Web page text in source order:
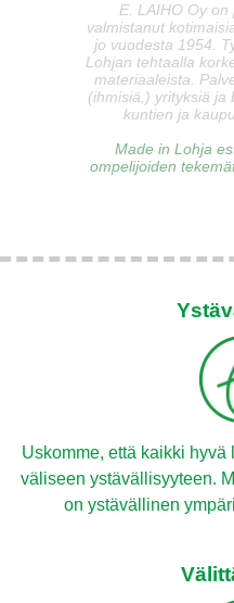
E. LAIHO Oy
valmistanut
jo vuodesta 1954.
Lohjan tehtaalla
materiaaleista.
(ihmisiä,) yrityksiä ja
kuntien ja
Made in Lohja
ompelijoiden
Uskomme, että kaikki
väliseen ystävällisyyteen.
on ystävällinen